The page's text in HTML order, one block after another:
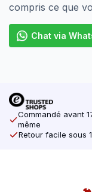
compris ce que
Chat via
Commandé avant
même
Retour facile sous